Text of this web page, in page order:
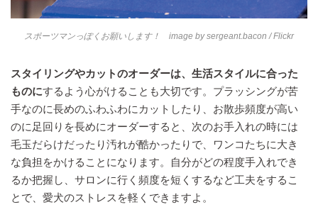
スポーツマンっぽくお願いします！ image bysergeant.bacon / Flickr
スタイリングやカットのオーダーは、生活スタイルに合った
ものにするよう心がけることも大切です。プラッシングが苦
手なのに長めのふわふわにカットしたり、お散歩頻度が高い
のに足回りを長めにオーダーすると、次のお手入れの時には
毛玉だらけだったり汚れが酷かったりで、ワンコたちに大き
な負担をかけることになります。自分がどの程度手入れでき
るか把握し、サロンに行く頻度を短くするなど工夫をするこ
とで、愛犬のストレスを軽くできますよ。